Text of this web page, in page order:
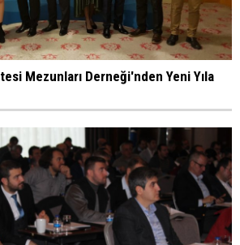
Mezunları Derneği'nden Yeni Yıla